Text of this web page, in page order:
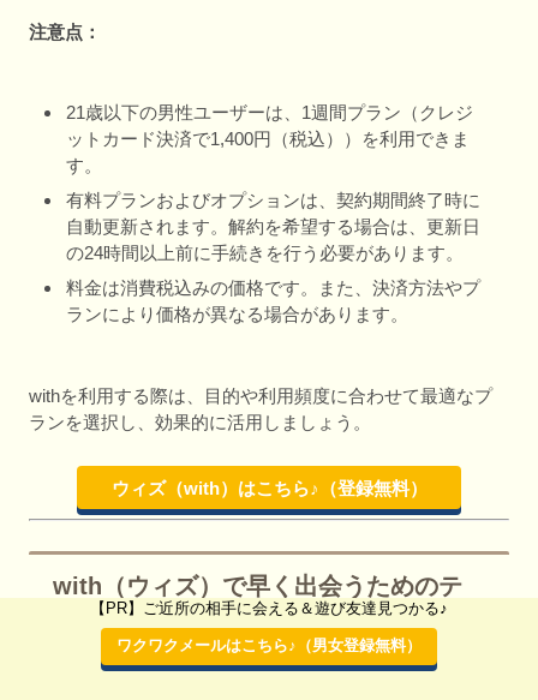
注意点：
21歳以下の男性ユーザーは、1週間プラン（クレジ
ットカード決済で1,400円（税込））を利用できま
す。
有料プランおよびオプションは、契約期間終了時に
自動更新されます。解約を希望する場合は、更新日
の24時間以上前に手続きを行う必要があります。
料金は消費税込みの価格です。また、決済方法やプ
ランにより価格が異なる場合があります。
withを利用する際は、目的や利用頻度に合わせて最適なプ
ランを選択し、効果的に活用しましょう。
ウィズ（with）はこちら♪（登録無料）
with（ウィズ）で早く出会うためのテ
クニック！
【PR】ご近所の相手に会える＆遊び友達見つかる♪
ワクワクメールはこちら♪（男女登録無料）